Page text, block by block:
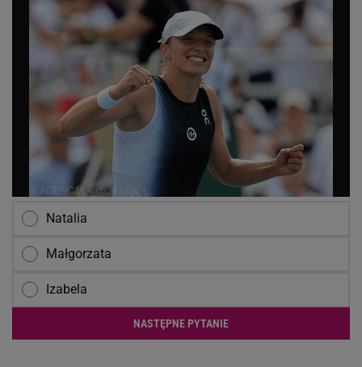
Natalia
Małgorzata
Izabela
NASTĘPNE PYTANIE